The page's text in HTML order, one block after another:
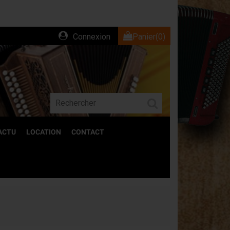
Connexion Panier(0)
LOCATION CONTACT